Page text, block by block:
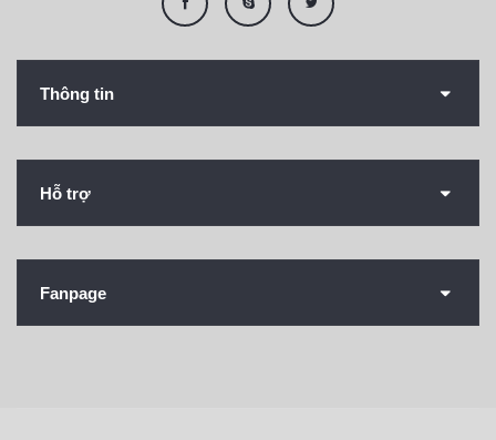
Thông tin
Hỗ trợ
Fanpage